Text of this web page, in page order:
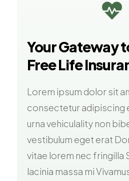

Your Gateway
Free Life
Lorem ipsum dolor sit
consectetur adipiscing
urna vehiculality non
vestibulum eget erat
vitae lorem nec fringilla
lacinia massa mi